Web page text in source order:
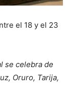
el 18 y el 23
se celebra de
Oruro, Tarija,